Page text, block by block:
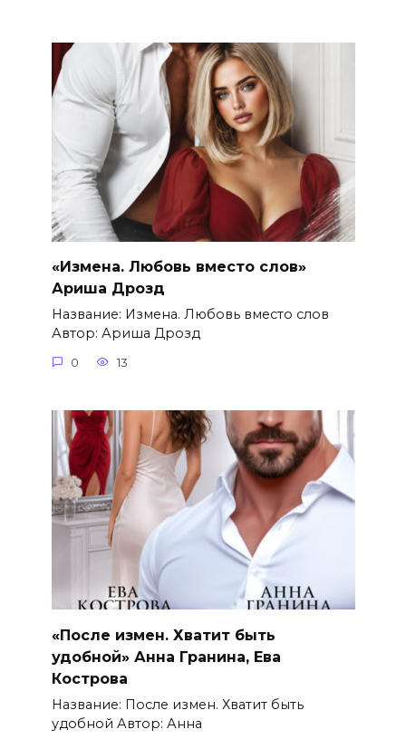
«Измена. Любовь вместо слов»
Ариша Дрозд
Название: Измена. Любовь вместо слов
Автор: Ариша Дрозд
0 13
«После измен. Хватит быть
удобной» Анна Гранина, Ева
Кострова
Название: После измен. Хватит быть
удобной Автор: Анна